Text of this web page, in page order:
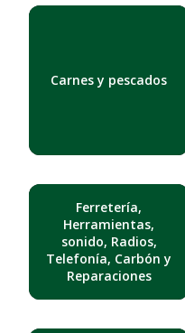
Carnes y pescados
Ferretería,
Herramientas,
sonido, Radios,
Telefonía, Carbón y
Reparaciones